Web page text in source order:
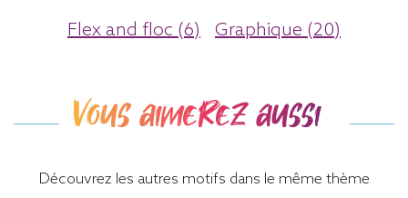
Flex and floc (6) Graphique (20)
Vous aimerez aussi
Découvrez les autres motifs dans le même thème